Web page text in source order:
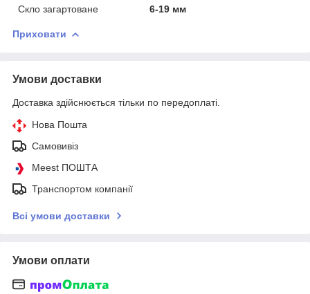
Скло загартоване
6-19 мм
Приховати
Умови доставки
Доставка здійснюється тільки по передоплаті.
Нова Пошта
Самовивіз
Meest ПОШТА
Транспортом компанії
Всі умови доставки
Умови оплати